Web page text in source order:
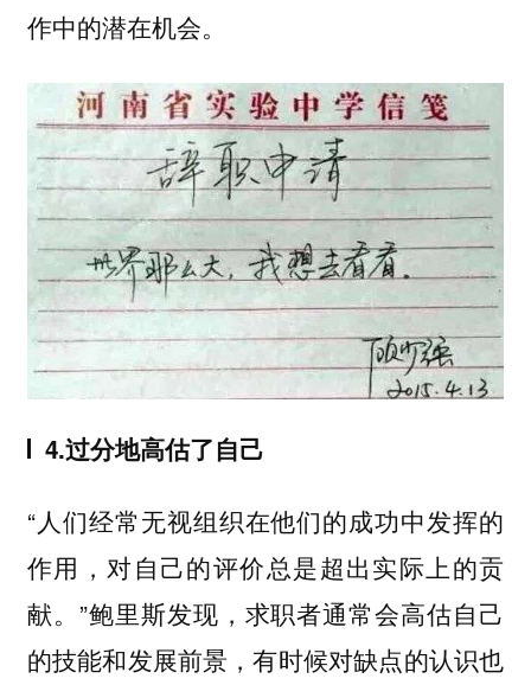
作中的潜在机会。
4.过分地高估了自己
“人们经常无视组织在他们的成功中发挥的
作用，对自己的评价总是超出实际上的贡
献。”鲍里斯发现，求职者通常会高估自己
的技能和发展前景，有时候对缺点的认识也